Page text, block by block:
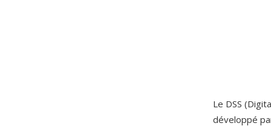
Le DSS
développé